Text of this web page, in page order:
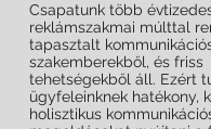
Csapatunk több
reklámszakmai múlttal
tapasztalt
szakemberekből, és friss
tehetségekből áll. Ezért
ügyfeleinknek hatékony,
holisztikus